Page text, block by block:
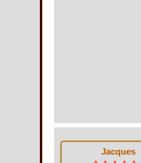
Jacques